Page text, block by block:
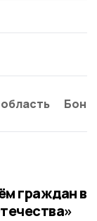
граждан в